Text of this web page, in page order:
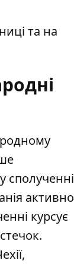
та на
сполученні
активно
курсує